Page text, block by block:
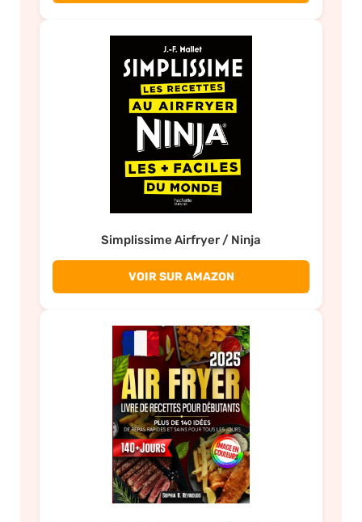
Simplissime Airfryer / Ninja
VOIR SUR AMAZON